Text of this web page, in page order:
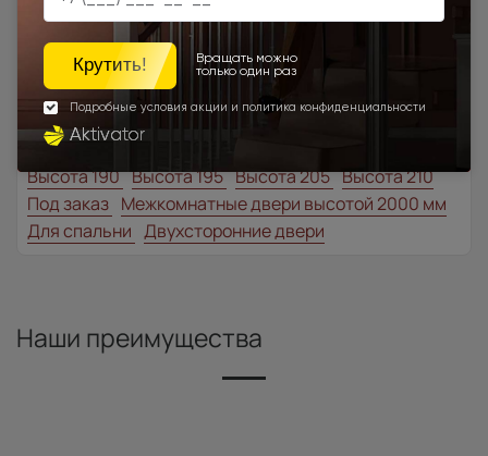
Товар относится к категориям:
Двери модерн
Стильные современные межкомнатные двери
700x1900 900x2000 1000x2100
Двери межкомнатные 1000х2000 мм
1100x2100
Высота 190 Высота 195 Высота 205 Высота 210
Под заказ Межкомнатные двери высотой 2000 мм
Для спальни Двухсторонние двери
Наши преимущества